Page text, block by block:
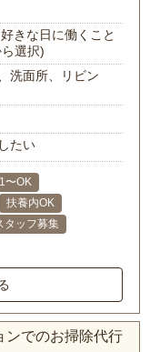
きな日に働くこと
選択)
洗面所、リビン
たい
〜OK
扶養内OK
タッフ募集
ンでのお掃除代行